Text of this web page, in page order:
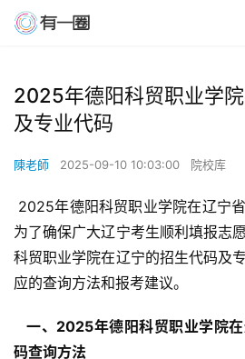
2025年德阳科贸职业学
及专业代码
陳老師 2025-09-10 10:03:00 院校库
为了确保广大辽宁考生顺利填报志
科贸职业学院在辽宁的招生代码及
应的查询方法和报考建议。
一、2025年德阳科贸职业学院
码查询方法